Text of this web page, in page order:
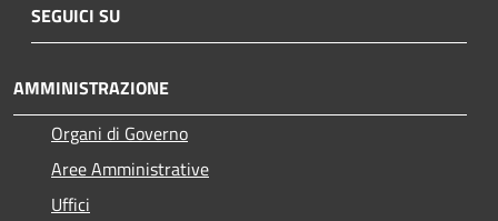
SEGUICI SU
AMMINISTRAZIONE
Organi di Governo
Aree Amministrative
Uffici